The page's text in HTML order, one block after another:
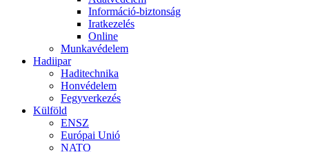
Információ-biztonság
Iratkezelés
Online
Munkavédelem
Hadiipar
Haditechnika
Honvédelem
Fegyverkezés
Külföld
ENSZ
Európai Unió
NATO